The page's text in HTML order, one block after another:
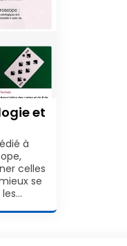
et
à
celles
se